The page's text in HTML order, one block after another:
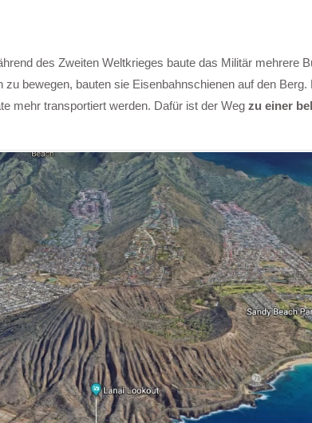
des Zweiten Weltkrieges baute das Militär mehrere
bewegen, bauten sie Eisenbahnschienen auf den
mehr transportiert werden. Dafür ist der Weg zu einer